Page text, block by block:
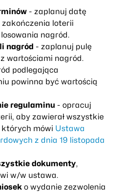
- zaplanuj datę
zakończenia loterii
nagród.
nagród - zaplanuj pulę
wartościami nagród.
podlegająca
powinna być wartością
regulaminu- opracuj
aby zawierał wszystkie
mówi Ustawa
z dnia 19 listopada
dokumenty,
w/w ustawa.
o wydanie zezwolenia